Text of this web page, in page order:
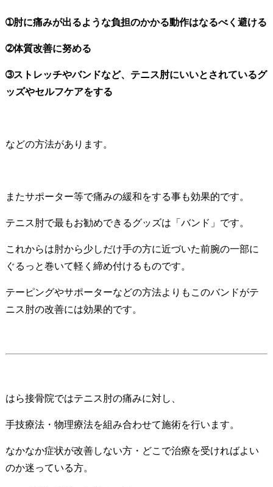
➀肘に痛みが出るような負担のかかる動作はなるべく避ける
➁体質改善に努める
➂ストレッチやバンドなど、テニス肘にいいとされているグ
ッズやセルフケアをする
などの方法があります。
またサポーター等で痛みの緩和をする事も効果的です。
テニス肘で最もお勧めできるグッズは「バンド」です。
これからは肘から少しだけ手の方に近づいた前腕の一部に
ぐるっと巻いて軽く締め付けるものです。
テーピングやサポーターなどの方法よりもこのバンドがテ
ニス肘の改善には効果的です。
はら接骨院ではテニス肘の痛みに対し、
手技療法・物理療法を組み合わせて施術を行います。
なかなか症状が改善しない方・どこで治療を受ければよい
のか迷っている方。